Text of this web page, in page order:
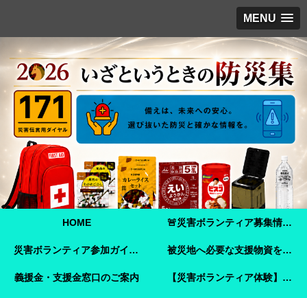
MENU
HOME 🚨災害ボランティア募集情報【2026年8月8日最新】熊本地震 🚨
災害ボランティア参加ガイド【令和8年熊本地震】事前登録・申し込み方法・ボランティア活動保険 被災地へ必要な支援物資を届けませんか？【熊本地震支援】｜Amazonほしい物リストで今すぐ支援できます
義援金・支援金窓口のご案内 【災害ボランティア体験】嘉島町で見た「命を守ることさえ難しい現実」と、全国へ伝えたいこと